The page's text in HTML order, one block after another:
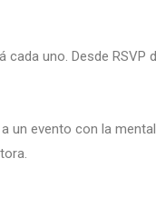
uno. Desde RSVP
un evento con la